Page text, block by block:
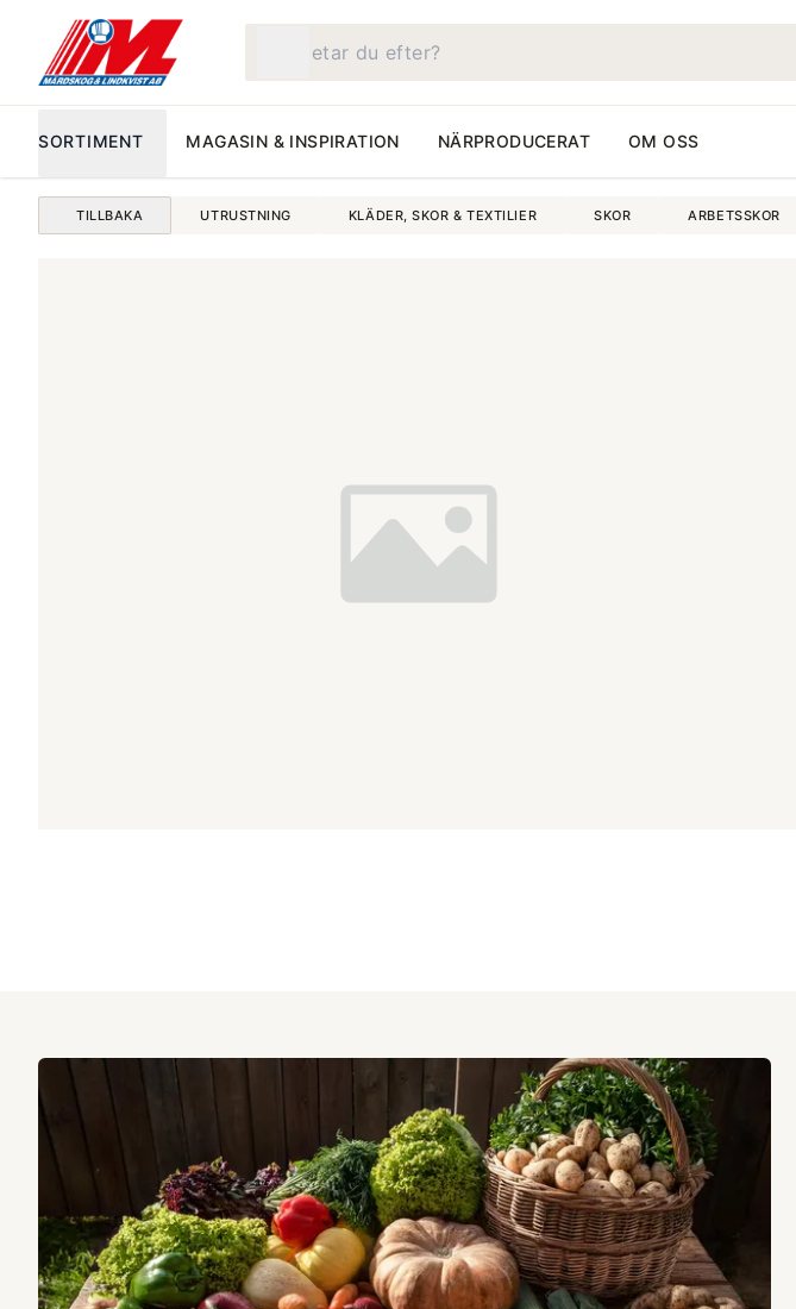
SORTIMENT MAGASIN & INSPIRATION NÄRPRODUCERAT OM OSS
TILLBAKA UTRUSTNING KLÄDER, SKOR & TEXTILIER SKOR ARBETSSKOR